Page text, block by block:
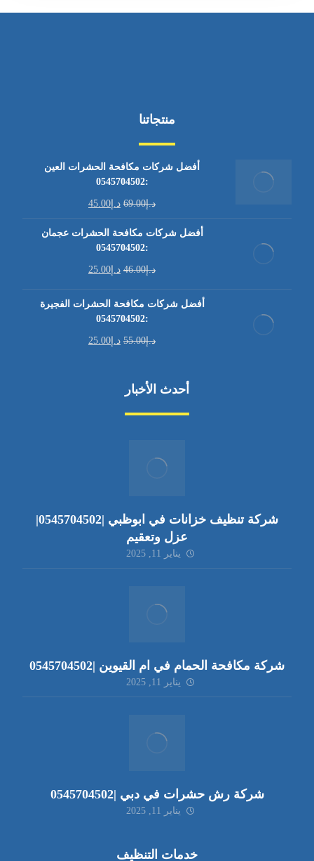
منتجاتنا
أفضل شركات مكافحة الحشرات العين
:0545704502
د.إ69.00 د.إ 45.00
أفضل شركات مكافحة الحشرات عجمان
:0545704502
د.إ46.00 د.إ 25.00
أفضل شركات مكافحة الحشرات الفجيرة
:0545704502
د.إ55.00 د.إ 25.00
أحدث الأخبار
شركة تنظيف خزانات في ابوظبي |0545704502|
عزل وتعقيم
يناير 11, 2025
شركة مكافحة الحمام في ام القيوين |0545704502
يناير 11, 2025
شركة رش حشرات في دبي |0545704502
يناير 11, 2025
خدمات التنظيف